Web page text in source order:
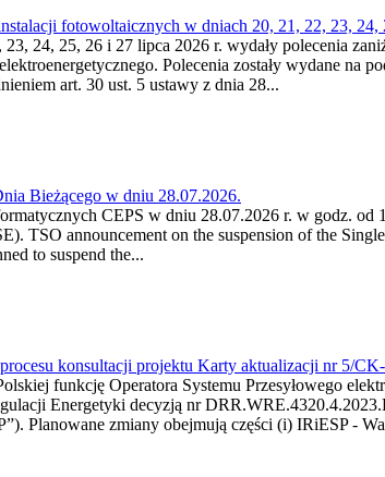
fotowoltaicznych w dniach 20, 21, 22, 23, 24,
24, 25, 26 i 27 lipca 2026 r. wydały polecenia
Polecenia zostały wydane na
art. 30 ust. 5 ustawy z dnia 28...
Bieżącego w dniu 28.07.2026.
CEPS w dniu 28.07.2026 r. w godz.
TSO announcement on the suspension of the
to suspend the...
konsultacji projektu Karty aktualizacji nr 5/
funkcję Operatora Systemu Przesyłowego
Energetyki decyzją nr
Planowane zmiany obejmują części (i) IRiESP -